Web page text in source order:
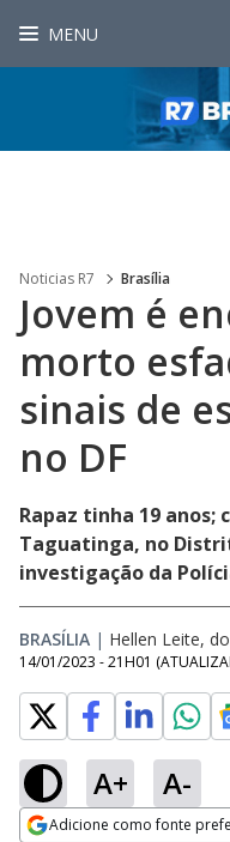
MENU
Noticias R7 Brasília
Jovem é
morto
sinais de
no DF
Rapaz tinha 19
Taguatinga, no
investigação da
BRASÍLIA | Hellen Leite,
14/01/2023 - 21H01
A+ A-
Adicione como fonte